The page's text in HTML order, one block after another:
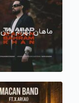
ماهان بهرام خان